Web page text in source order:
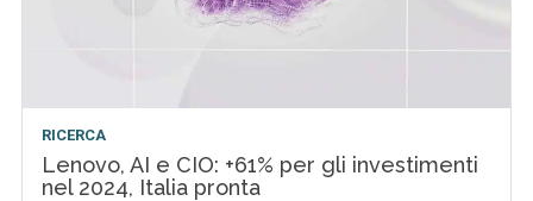
RICERCA
Lenovo, AI e CIO: +61% per gli investimenti
nel 2024, Italia pronta